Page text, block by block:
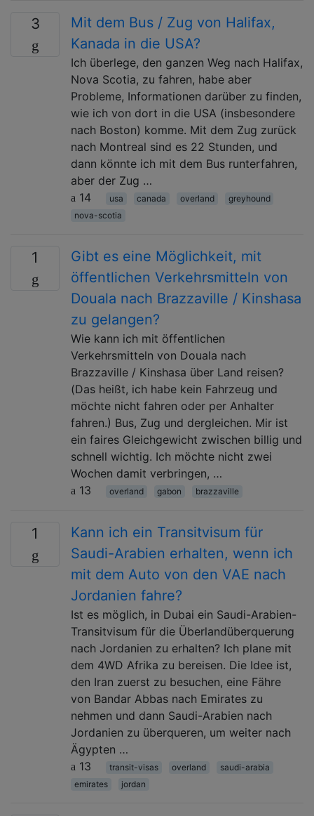
3
Mit dem Bus / Zug von Halifax,
Kanada in die USA?
Ich überlege, den ganzen Weg nach Halifax,
Nova Scotia, zu fahren, habe aber
Probleme, Informationen darüber zu finden,
wie ich von dort in die USA (insbesondere
nach Boston) komme. Mit dem Zug zurück
nach Montreal sind es 22 Stunden, und
dann könnte ich mit dem Bus runterfahren,
aber der Zug …
14
usa canada overland
greyhound
nova-scotia
1
Gibt es eine Möglichkeit, mit
öffentlichen Verkehrsmitteln von
Douala nach Brazzaville / Kinshasa
zu gelangen?
Wie kann ich mit öffentlichen
Verkehrsmitteln von Douala nach
Brazzaville / Kinshasa über Land reisen?
(Das heißt, ich habe kein Fahrzeug und
möchte nicht fahren oder per Anhalter
fahren.) Bus, Zug und dergleichen. Mir ist
ein faires Gleichgewicht zwischen billig und
schnell wichtig. Ich möchte nicht zwei
Wochen damit verbringen, …
13
overland gabon brazzaville
1
Kann ich ein Transitvisum für
Saudi-Arabien erhalten, wenn ich
mit dem Auto von den VAE nach
Jordanien fahre?
Ist es möglich, in Dubai ein Saudi-Arabien-
Transitvisum für die Überlandüberquerung
nach Jordanien zu erhalten? Ich plane mit
dem 4WD Afrika zu bereisen. Die Idee ist,
den Iran zuerst zu besuchen, eine Fähre
von Bandar Abbas nach Emirates zu
nehmen und dann Saudi-Arabien nach
Jordanien zu überqueren, um weiter nach
Ägypten …
13
transit-visas overland
saudi-arabia
emirates
jordan